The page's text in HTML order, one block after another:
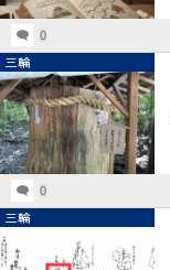
0
三輪
0
三輪